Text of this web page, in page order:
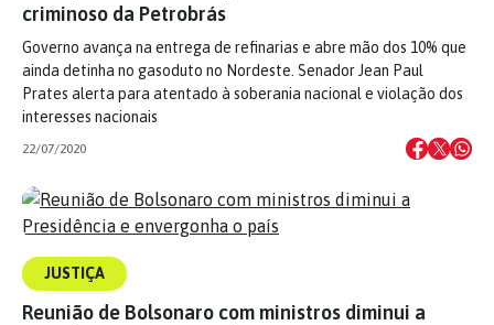
criminoso da Petrobrás
Governo avança na entrega de refinarias e abre mão dos 10% que
ainda detinha no gasoduto no Nordeste. Senador Jean Paul
Prates alerta para atentado à soberania nacional e violação dos
interesses nacionais
22/07/2020
JUSTIÇA
Reunião de Bolsonaro com ministros diminui a